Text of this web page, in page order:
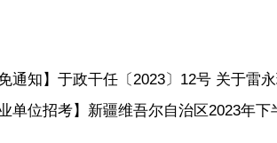
免通知】于政干任〔2023〕12号 关于雷
业单位招考】新疆维吾尔自治区2023年